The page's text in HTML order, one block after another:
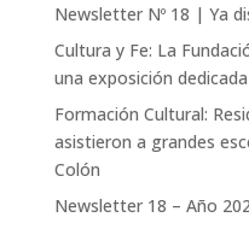
Newsletter Nº 18 | Ya
Cultura y Fe: La
una exposición
Formación Cultural:
asistieron a grandes
Colón
Newsletter 18 – Año